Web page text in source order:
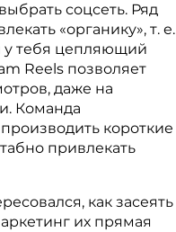
соцсеть. Ряд
«органику», т. е.
у тебя цепляющий
Reels позволяет
даже на
Команда
короткие
привлекать
как засеять
их прямая